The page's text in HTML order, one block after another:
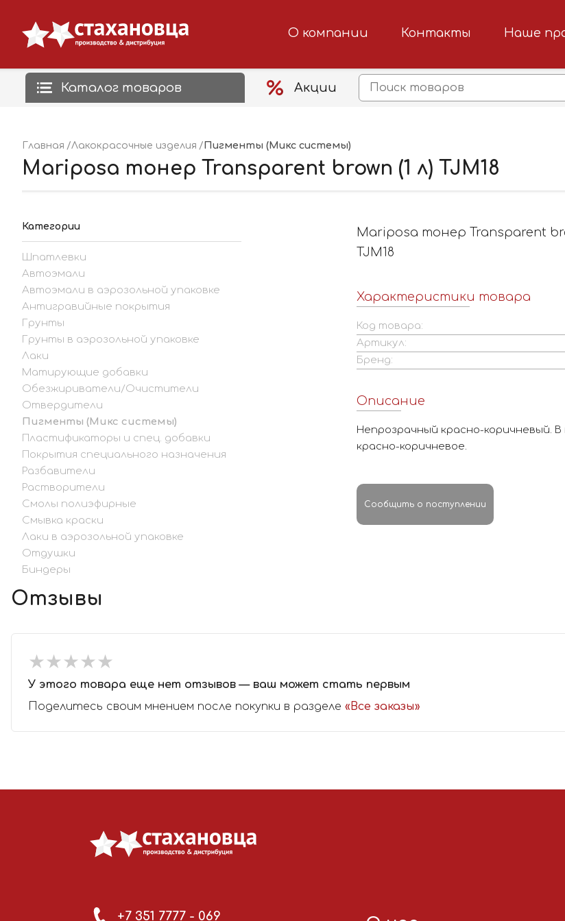
О компании Контакты Наше
Каталог товаров Акции
Главная Лакокрасочные изделия Пигменты (Микс системы)
Mariposa тонер Transparent brown (1 л) TJM18
Категории
Шпатлевки
Автоэмали
Автоэмали в аэрозольной упаковке
Антигравийные покрытия
Грунты
Грунты в аэрозольной упаковке
Лаки
Матирующие добавки
Обезжириватели/Очистители
Отвердители
Пигменты (Микс системы)
Пластификаторы и спец. добавки
Покрытия специального назначения
Разбавители
Растворители
Смолы полиэфирные
Смывка краски
Лаки в аэрозольной упаковке
Отдушки
Биндеры
Mariposa тонер Transparent
TJM18
Характеристики товара
Код товара:
Артикул:
Бренд:
Описание
Непрозрачный красно-коричневый.
красно-коричневое.
Сообщить о поступлении
Отзывы
★★★★★
★★★★★
У этого товара еще нет отзывов — ваш может стать первым
Поделитесь своим мнением после покупки в разделе «Все заказы»
+7 351 7777 - 069